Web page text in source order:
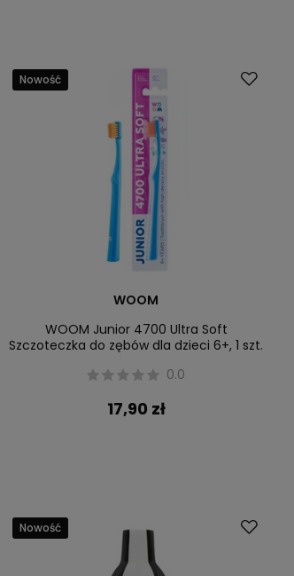
Nowość
WOOM
WOOM Junior 4700 Ultra Soft
Szczoteczka do zębów dla dzieci 6+, 1 szt.
0.0
17,90 zł
Nowość